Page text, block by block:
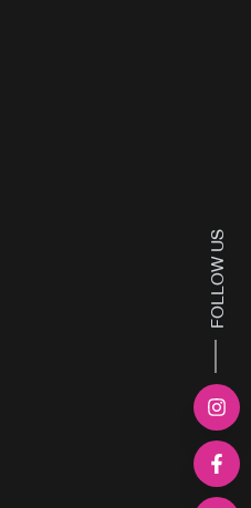
FOLLOW US